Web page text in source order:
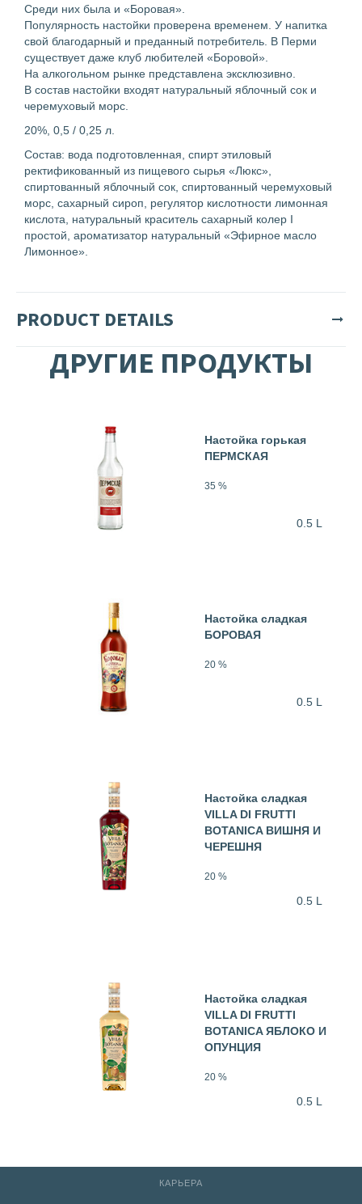
Среди них была и «Боровая».
Популярность настойки проверена временем. У напитка
свой благодарный и преданный потребитель. В Перми
существует даже клуб любителей «Боровой».
На алкогольном рынке представлена эксклюзивно.
В состав настойки входят натуральный яблочный сок и
черемуховый морс.
20%, 0,5 / 0,25 л.
Состав: вода подготовленная, спирт этиловый
ректификованный из пищевого сырья «Люкс»,
спиртованный яблочный сок, спиртованный черемуховый
морс, сахарный сироп, регулятор кислотности лимонная
кислота, натуральный краситель сахарный колер I
простой, ароматизатор натуральный «Эфирное масло
Лимонное».
PRODUCT DETAILS
ДРУГИЕ ПРОДУКТЫ
Настойка горькая
ПЕРМСКАЯ
35 %
0.5 L
Настойка сладкая
БОРОВАЯ
20 %
0.5 L
Настойка сладкая
VILLA DI FRUTTI
BOTANICA ВИШНЯ И
ЧЕРЕШНЯ
20 %
0.5 L
Настойка сладкая
VILLA DI FRUTTI
BOTANICA ЯБЛОКО И
ОПУНЦИЯ
20 %
0.5 L
КАРЬЕРА